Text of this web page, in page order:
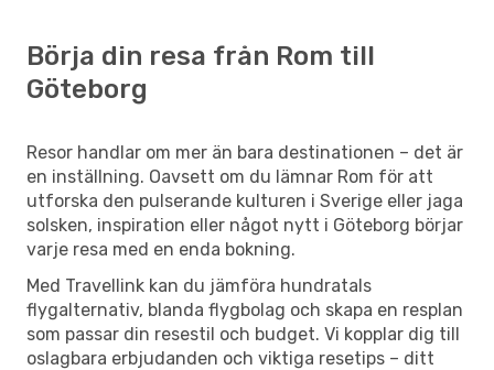
Börja din resa från Rom till
Göteborg
Resor handlar om mer än bara destinationen – det är
en inställning. Oavsett om du lämnar Rom för att
utforska den pulserande kulturen i Sverige eller jaga
solsken, inspiration eller något nytt i Göteborg börjar
varje resa med en enda bokning.
Med Travellink kan du jämföra hundratals
flygalternativ, blanda flygbolag och skapa en resplan
som passar din resestil och budget. Vi kopplar dig till
oslagbara erbjudanden och viktiga resetips – ditt